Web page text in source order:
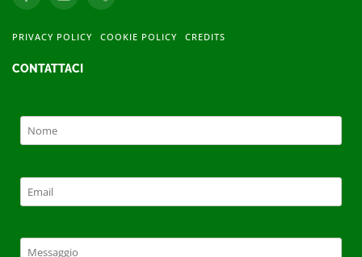
PRIVACY POLICY COOKIE POLICY CREDITS
CONTATTACI